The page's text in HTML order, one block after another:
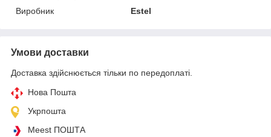
Виробник
Estel
Умови доставки
Доставка здійснюється тільки по передоплаті.
Нова Пошта
Укрпошта
Meest ПОШТА